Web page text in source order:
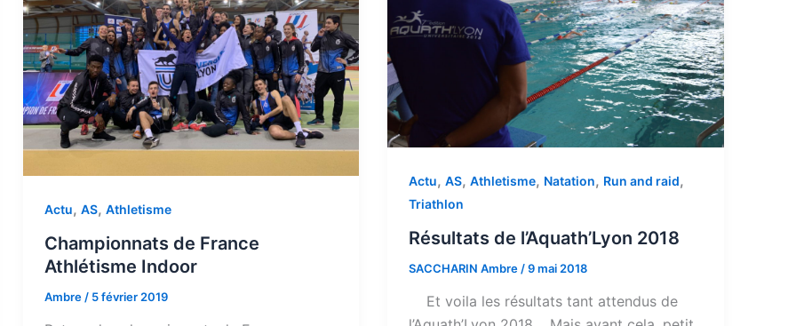
Actu, AS, Athletisme
Championnats de France
Athlétisme Indoor
Ambre / 5 février 2019
Actu,AS,Athletisme, Natation, Run and raid,
Triathlon
Résultats de l’Aquath’Lyon 2018
SACCHARIN Ambre /9 mai 2018
Et voila les résultats tant attendus de